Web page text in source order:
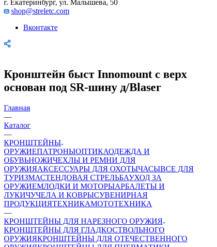
г. Екатеринбург, ул. Малышева, 50
shop@streletc.com
Вконтакте
Кронштейн быст Innomount с верх
основан под SR-шину д/Blaser
Главная
—
Каталог
—
КРОНШТЕЙНЫ
ОРУЖИЕПАТРОНЫОПТИКАОДЕЖДА И
ОБУВЬНОЖИЧЕХЛЫ И РЕМНИ ДЛЯ
ОРУЖИЯАКСЕССУАРЫ ДЛЯ ОХОТЫЧАСЫВСЕ ДЛЯ
ТУРИЗМАСТЕНДОВАЯ СТРЕЛЬБАУХОД ЗА
ОРУЖИЕМЛОДКИ И МОТОРЫАРБАЛЕТЫ И
ЛУКИЧУЧЕЛА И КОВРЫСУВЕНИРНАЯ
ПРОДУКЦИЯТЕХНИКАМОТОТЕХНИКА
—
КРОНШТЕЙНЫ ДЛЯ НАРЕЗНОГО ОРУЖИЯ
КРОНШТЕЙНЫ ДЛЯ ГЛАДКОСТВОЛЬНОГО
ОРУЖИЯКРОНШТЕЙНЫ ДЛЯ ОТЕЧЕСТВЕННОГО